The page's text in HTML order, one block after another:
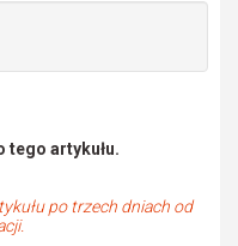
tego artykułu.
po trzech dniach od